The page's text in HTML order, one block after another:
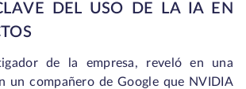
DEL USO DE LA IA EN
de la empresa, reveló en una
un compañero de Google que NVIDIA